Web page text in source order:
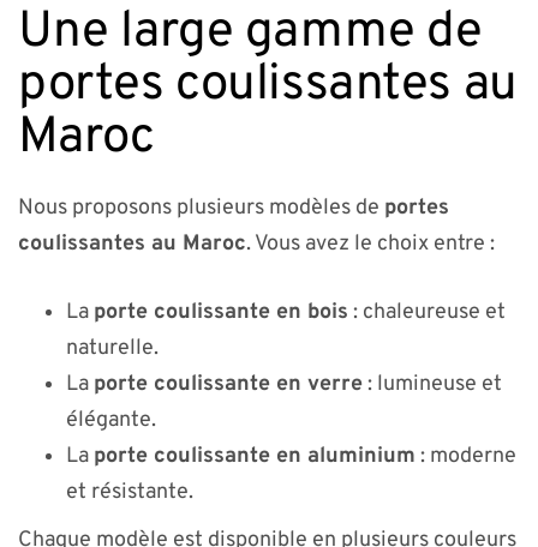
Une large gamme de
portes coulissantes au
Maroc
Nous proposons plusieurs modèles de portes
coulissantes au Maroc. Vous avez le choix entre :
La porte coulissante en bois : chaleureuse et
naturelle.
La porte coulissante en verre: lumineuse et
élégante.
La porte coulissante en aluminium : moderne
et résistante.
Chaque modèle est disponible en plusieurs couleurs